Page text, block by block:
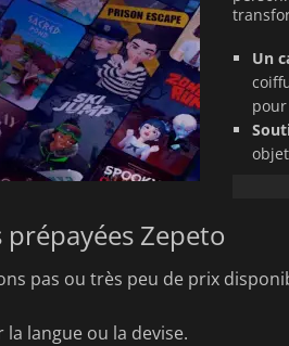
Un
C'est
Zepeto
pas ou très peu de prix
langue ou la devise.